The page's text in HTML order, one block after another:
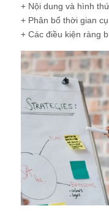
+ Nội dung và hình
+ Phân bổ thời gian
+ Các điều kiện ràng